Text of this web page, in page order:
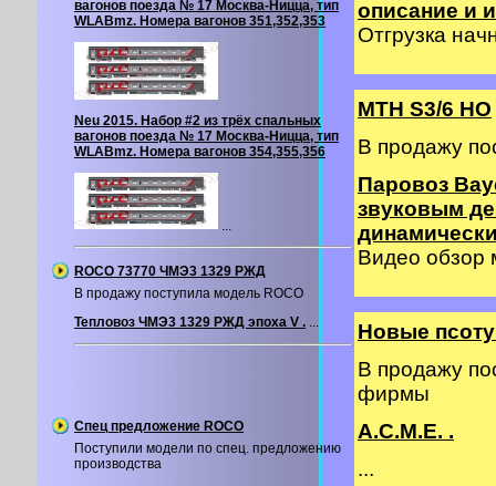
вагонов поезда № 17 Москва-Ницца, тип
WLABmz. Номера вагонов 351,352,353
Neu 2015. Набор #2 из трёх спальных
вагонов поезда № 17 Москва-Ницца, тип
WLABmz. Номера вагонов 354,355,356
ROCO 73770 ЧМЭ3 1329 РЖД
В продажу поступила модель ROCO
Тепловоз ЧМЭ3 1329 РЖД эпоха V . ...
Спец предложение ROCO
Поступили модели по спец. предложению
производства
описание и
Отгрузка
MTH S3/6 HO
В продажу
Паровоз
звуковым
Видео обзор
Новые
В продажу
фирмы
A.C.M.E. .
...